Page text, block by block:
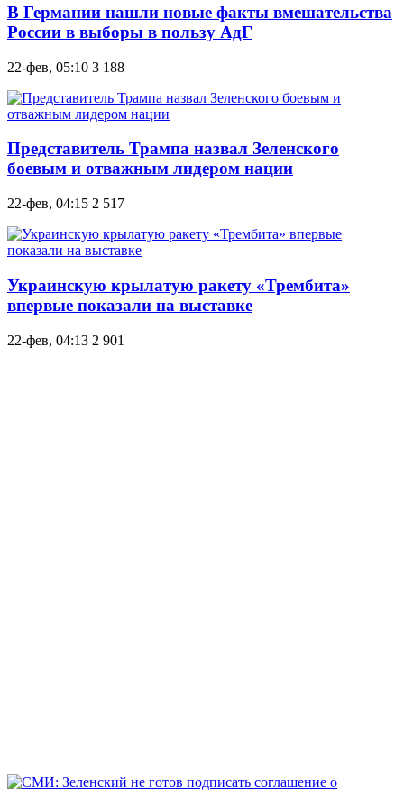
В Германии нашли новые факты вмешательства
России в выборы в пользу АдГ
22-фев, 05:10 3 188
Представитель Трампа назвал Зеленского
боевым и отважным лидером нации
22-фев, 04:15 2 517
Украинскую крылатую ракету «Трембита»
впервые показали на выставке
22-фев, 04:13 2 901